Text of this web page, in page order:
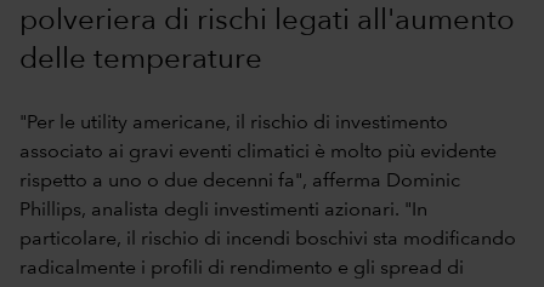
polveriera di rischi legati all'aumento
delle temperature
"Per le utility americane, il rischio di investimento
associato ai gravi eventi climatici è molto più evidente
rispetto a uno o due decenni fa", afferma Dominic
Phillips, analista degli investimenti azionari. "In
particolare, il rischio di incendi boschivi sta modificando
radicalmente i profili di rendimento e gli spread di